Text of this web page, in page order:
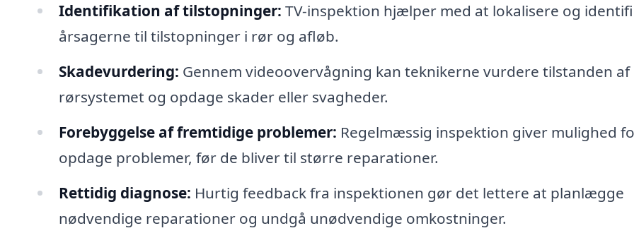
Identifikation af tilstopninger: TV-inspektion hjælper med at lokalisere og
årsagerne til tilstopninger i rør og afløb.
Skadevurdering: Gennem videoovervågning kan teknikerne vurdere tilstanden af
rørsystemet og opdage skader eller svagheder.
Forebyggelse af fremtidige problemer: Regelmæssig inspektion giver mulighed
opdage problemer, før de bliver til større reparationer.
Rettidig diagnose: Hurtig feedback fra inspektionen gør det lettere at planlægge
nødvendige reparationer og undgå unødvendige omkostninger.